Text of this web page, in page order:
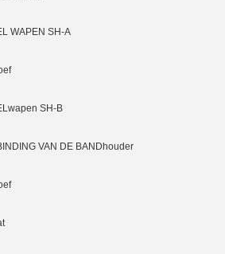
WAPEN SH-A
SH-B
VAN DE BANDhouder